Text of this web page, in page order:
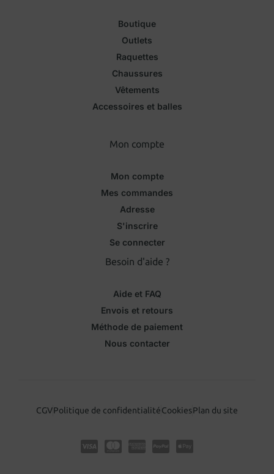
Boutique
Outlets
Raquettes
Chaussures
Vêtements
Accessoires et balles
Mon compte
Mon compte
Mes commandes
Adresse
S'inscrire
Se connecter
Besoin d'aide ?
Aide et FAQ
Envois et retours
Méthode de paiement
Nous contacter
CGVPolitique de confidentialitéCookiesPlan du site